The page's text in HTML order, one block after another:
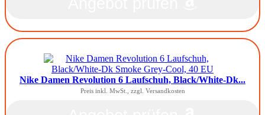
Nike Damen Revolution 6 Laufschuh, Black/White-Dk...
Preis inkl. MwSt., zzgl. Versandkosten